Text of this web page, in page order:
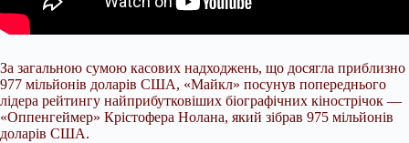
За загальною сумою касових надходжень, що досягла приблизно
977 мільйонів доларів США, «Майкл» посунув попереднього
лідера рейтингу найприбутковіших біографічних кінострічок —
«Оппенгеймер» Крістофера Нолана, який зібрав 975 мільйонів
доларів США.